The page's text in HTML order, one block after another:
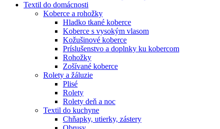
Textil do domácnosti
Koberce a rohožky
Hladko tkané koberce
Koberce s vysokým vlasom
Kožušinové koberce
Príslušenstvo a doplnky ku kobercom
Rohožky
Zošívané koberce
Rolety a žáluzie
Plisé
Rolety
Rolety deň a noc
Textil do kuchyne
Chňapky, utierky, zástery